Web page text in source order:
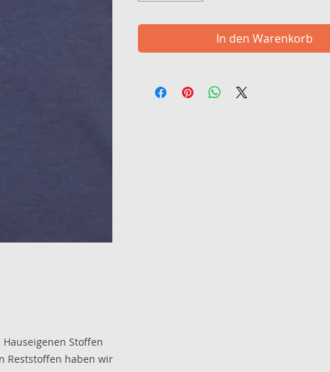
Stoffen
Reststoffen haben wir
In den Warenkorb